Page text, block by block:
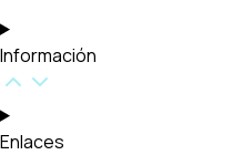
Información
Enlaces